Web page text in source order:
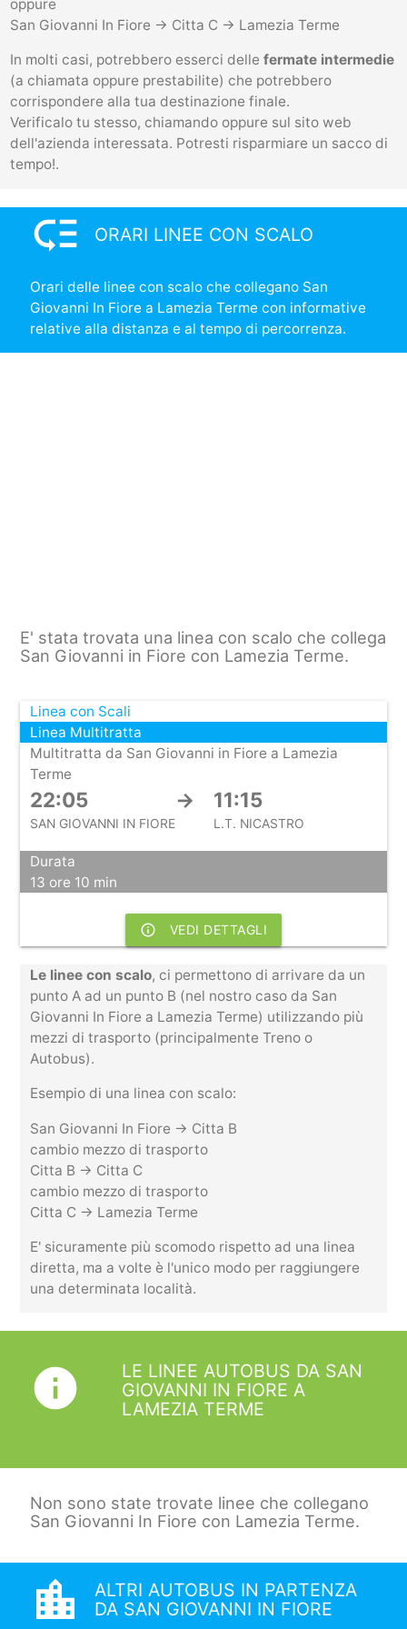
oppure
San Giovanni In Fiore -> Citta C -> Lamezia Terme
In molti casi, potrebbero esserci delle fermate intermedie
(a chiamata oppure prestabilite) che potrebbero
corrispondere alla tua destinazione finale.
Verificalo tu stesso, chiamando oppure sul sito web
dell'azienda interessata. Potresti risparmiare un sacco di
tempo!.
low_priority ORARI LINEE CON SCALO
Orari delle linee con scalo che collegano San
Giovanni In Fiore a Lamezia Terme con informative
relative alla distanza e al tempo di percorrenza.
E' stata trovata una linea con scalo che collega
San Giovanni in Fiore con Lamezia Terme.
Linea con Scali
Linea Multitratta
Multitratta da San Giovanni in Fiore a Lamezia
Terme
22:05 → 11:15
SAN GIOVANNI IN FIORE L.T. NICASTRO
Durata
13 ore 10 min
info_outline VEDI DETTAGLI
Le linee con scalo, ci permettono di arrivare da un
punto A ad un punto B (nel nostro caso da San
Giovanni In Fiore a Lamezia Terme) utilizzando più
mezzi di trasporto (principalmente Treno o
Autobus).
Esempio di una linea con scalo:
San Giovanni In Fiore -> Citta B
cambio mezzo di trasporto
Citta B -> Citta C
cambio mezzo di trasporto
Citta C -> Lamezia Terme
E' sicuramente più scomodo rispetto ad una linea
diretta, ma a volte è l'unico modo per raggiungere
una determinata località.
info
LE LINEE AUTOBUS DA SAN
GIOVANNI IN FIORE A
LAMEZIA TERME
Non sono state trovate linee che collegano
San Giovanni In Fiore con Lamezia Terme.
location_city
ALTRI AUTOBUS IN PARTENZA
DA SAN GIOVANNI IN FIORE